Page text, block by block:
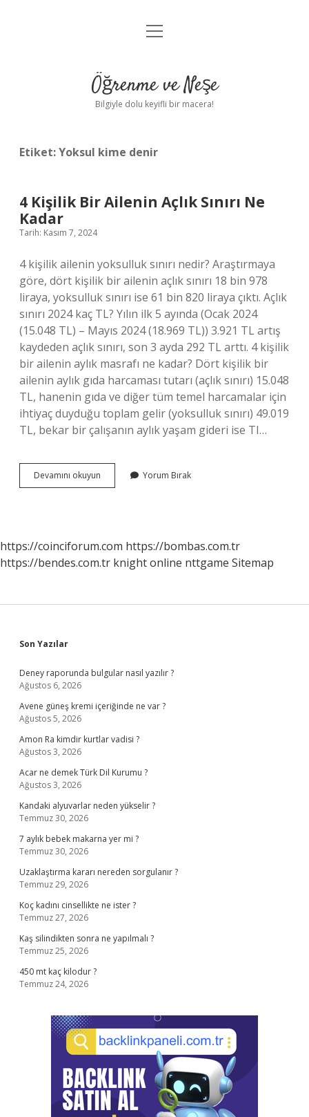
Anasayfa
Yasal Uyarı
menüyü
Öğrenme ve Neşe
Bilgiyle dolu keyifli bir macera!
Etiket:Yoksul kime denir
4 Kişilik Bir Ailenin Açlık Sınırı Ne
Kadar
Tarih: Kasım 7, 2024
4 kişilik ailenin yoksulluk sınırı nedir? Araştırmaya
göre, dört kişilik bir ailenin açlık sınırı 18 bin 978
liraya, yoksulluk sınırı ise 61 bin 820 liraya çıktı. Açlık
sınırı 2024 kaç TL? Yılın ilk 5 ayında (Ocak 2024
(15.048 TL) – Mayıs 2024 (18.969 TL)) 3.921 TL artış
kaydeden açlık sınırı, son 3 ayda 292 TL arttı. 4 kişilik
bir ailenin aylık masrafı ne kadar? Dört kişilik bir
ailenin aylık gıda harcaması tutarı (açlık sınırı) 15.048
TL, hanenin gıda ve diğer tüm temel harcamalar için
ihtiyaç duyduğu toplam gelir (yoksulluk sınırı) 49.019
TL, bekar bir çalışanın aylık yaşam gideri ise TI…
Devamını okuyun
Kişilik
Ne
Kadar
Yorum Bırak
https://coinciforum.com https://bombas.com.tr
https://bendes.com.tr knight online nttgame Sitemap
Sidebar
Son Yazılar
Deney raporunda bulgular nasıl yazılır ?
Ağustos 6, 2026
Avene güneş kremi içeriğinde ne var ?
Ağustos 5, 2026
Amon Ra kimdir kurtlar vadisi ?
Ağustos 3, 2026
Acar ne demek Türk Dil Kurumu ?
Ağustos 3, 2026
Kandaki alyuvarlar neden yükselir ?
Temmuz 30, 2026
7 aylık bebek makarna yer mi ?
Temmuz 30, 2026
Uzaklaştırma kararı nereden sorgulanır ?
Temmuz 29, 2026
Koç kadını cinsellikte ne ister ?
Temmuz 27, 2026
Kaş silindikten sonra ne yapılmalı ?
Temmuz 25, 2026
450 mt kaç kilodur ?
Temmuz 24, 2026